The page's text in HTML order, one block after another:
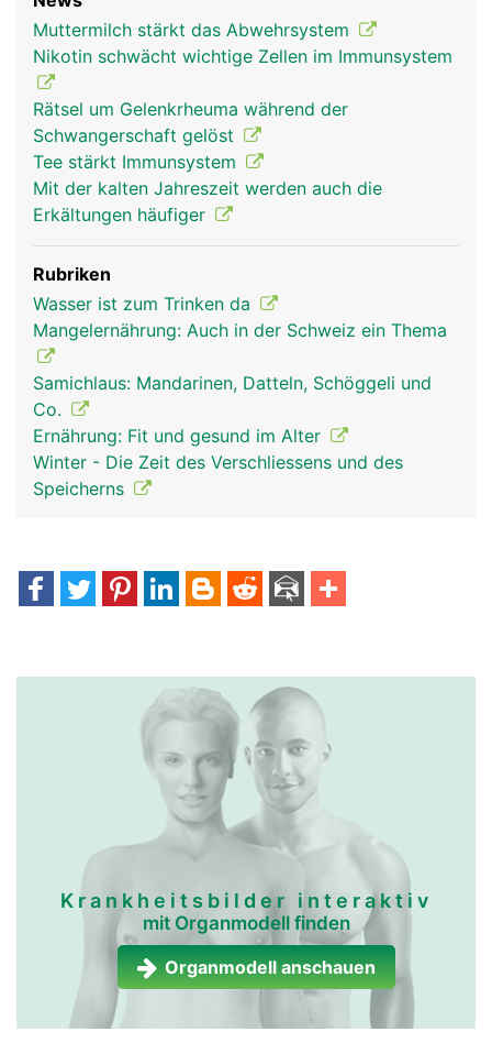
lymphatische System) ist ein Teil des
Immunsystems: Dazu gehören die Lymphgefässe
mit den Lymphknoten, die Milz, die Thymusdrüse,
die Mandeln und das Lymphgewebe des
Dünndarms. In den Lymphknoten werden die in der
Lymphe mitgeschleppten Krankheitserreger und
Giftstoffe abgefangen und unschädlich gemacht.
Ausserdem produzieren sie die B-Lymphozyten
Abwehrzellen zuständig. Als eine Art
"Abwehrpolizei" patrouillieren die Lymphozyten
(Abwehrzellen) ständig durch das Blut- und
Lymphsystem. Der Lymphfluss sorgt unter
anderem dafür, dass sich die Abwehrzellen
schnellstmöglich an ihren Einsatzort sammeln.
Dies erklärt, warum die Mandeln oder die
Lymphknoten in der Umgebung einer Infektion
anschwellen.
immun-und-
lymphsystem mann
Muttermilch stärkt das Abwehrsystem
Nikotin schwächt wichtige Zellen im Immunsystem
Rätsel um Gelenkrheuma während der
Schwangerschaft gelöst
Tee stärkt Immunsystem
Mit der kalten Jahreszeit werden auch die
Erkältungen häufiger
Rubriken
Wasser ist zum Trinken da
Mangelernährung: Auch in der Schweiz ein Thema
Samichlaus: Mandarinen, Datteln, Schöggeli und
Co.
Ernährung: Fit und gesund im Alter
Winter - Die Zeit des Verschliessens und des
Speicherns
Krankheitsbilder interaktiv
mit Organmodell finden
Organmodell anschauen